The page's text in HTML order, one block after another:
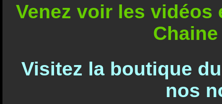
Venez voir les
Visitez la boutique
nos